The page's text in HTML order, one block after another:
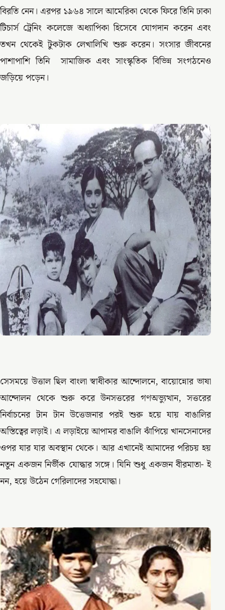
বিরতি নেন। এরপর ১৯৬৪ সালে আমেরিকা থেকে ফিরে তিনি ঢাকা
টিচার্স ট্রেনিং কলেজে অধ্যাপিকা হিসেবে যোগদান করেন এবং
তখন থেকেই টুকটাক লেখালিখি শুরু করেন। সংসার জীবনের
পাশাপাশি তিনি সামাজিক এবং সাংস্কৃতিক বিভিন্ন সংগঠনেও
জড়িয়ে পড়েন।
সেসময়ে উত্তাল ছিল বাংলা স্বাধীকার আন্দোলনে, বায়োন্নোর ভাষা
আন্দোলন থেকে শুরু করে উনসত্তরের গণঅভ্যুত্থান, সত্তরের
নির্বাচনের টান টান উত্তেজনার পরই শুরু হয়ে যায় বাঙালির
অস্তিত্বের লড়াই। এ লড়াইয়ে আপামর বাঙালি ঝাঁপিয়ে খানসেনাদের
ওপর যার যার অবস্থান থেকে। আর এখানেই আমাদের পরিচয় হয়
নতুন একজন নির্ভীক যোদ্ধার সঙ্গে। যিনি শুধু একজন বীরমাতা- ই
নন, হয়ে উঠেন গেরিলাদের সহযোদ্ধা।